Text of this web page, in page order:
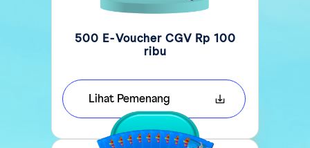
500 E-Voucher CGV Rp 100
ribu
Lihat Pemenang